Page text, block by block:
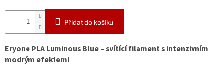
Přidat do košíku
Eryone PLA Luminous Blue – svítící filament s intenzivním
modrým efektem!